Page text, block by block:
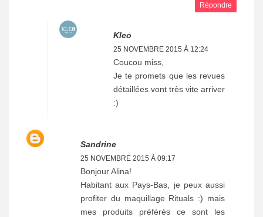
Répondre
Kleo
25 NOVEMBRE 2015 À 12:24
Coucou miss,
Je te promets que les revues
détaillées vont très vite arriver
:)
Sandrine
25 NOVEMBRE 2015 À 09:17
Bonjour Alina!
Habitant aux Pays-Bas, je peux aussi
profiter du maquillage Rituals :) mais
mes produits préférés ce sont les